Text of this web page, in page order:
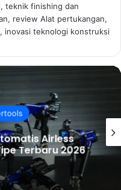
teknik finishing dan
review Alat pertukangan,
inovasi teknologi konstruksi
Airless
Terbaru 2026